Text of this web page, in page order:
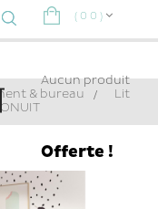
( 0 0 )
Aucun produit
Offerte !
& bureau >
Lit